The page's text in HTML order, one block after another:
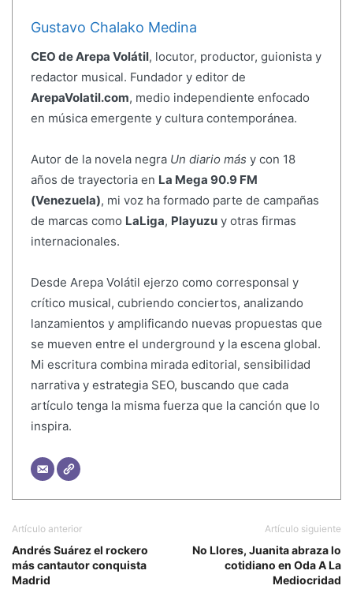
Gustavo Chalako Medina
CEO de Arepa Volátil, locutor, productor, guionista y
redactor musical. Fundador y editor de
ArepaVolatil.com, medio independiente enfocado
en música emergente y cultura contemporánea.
Autor de la novela negra Un diario más y con 18
años de trayectoria en La Mega 90.9 FM
(Venezuela), mi voz ha formado parte de campañas
de marcas como LaLiga, Playuzuy otras firmas
internacionales.
Desde Arepa Volátil ejerzo como corresponsal y
crítico musical, cubriendo conciertos, analizando
lanzamientos y amplificando nuevas propuestas que
se mueven entre el underground y la escena global.
Mi escritura combina mirada editorial, sensibilidad
narrativa y estrategia SEO, buscando que cada
artículo tenga la misma fuerza que la canción que lo
inspira.
Artículo anterior
Andrés Suárez el rockero
más cantautor conquista
Madrid
Artículo siguiente
No Llores, Juanita abraza lo
cotidiano en Oda A La
Mediocridad